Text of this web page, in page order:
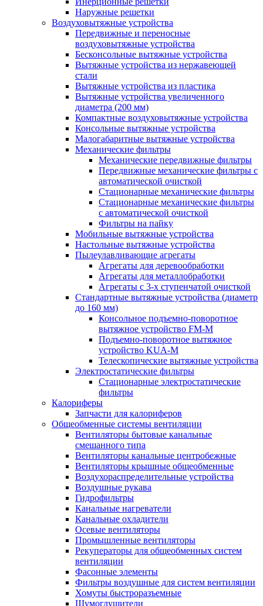
Наружные решетки
Воздуховытяжные устройства
Передвижные и переносные
воздуховытяжные устройства
Бесконсольные вытяжные устройства
Вытяжные устройства из нержавеющей
стали
Вытяжные устройства из пластика
Вытяжные устройства увеличенного
диаметра (200 мм)
Компактные воздуховытяжные устройства
Консольные вытяжные устройства
Малогабаритные вытяжные устройства
Механические фильтры
Механические передвижные фильтры
Передвижные механические фильтры с
автоматической очисткой
Стационарные механические фильтры
Стационарные механические фильтры
с автоматической очисткой
Фильтры на пайку
Мобильные вытяжные устройства
Настольные вытяжные устройства
Пылеулавливающие агрегаты
Агрегаты для деревообработки
Агрегаты для металлобработки
Агрегаты с 3-х ступенчатой очисткой
Стандартные вытяжные устройства (диаметр
до 160 мм)
Консольное подъемно-поворотное
вытяжное устройство FM-M
Подъемно-поворотное вытяжное
устройство KUA-M
Телескопические вытяжные устройства
Электростатические фильтры
Стационарные электростатические
фильтры
Калориферы
Запчасти для калориферов
Общеобменные системы вентиляции
Вентиляторы бытовые канальные
смешанного типа
Вентиляторы канальные центробежные
Вентиляторы крышные общеобменные
Воздухораспределительные устройства
Воздушные рукава
Гидрофильтры
Канальные нагреватели
Канальные охладители
Осевые вентиляторы
Промышленные вентиляторы
Рекуператоры для общеобменных систем
вентиляции
Фасонные элементы
Фильтры воздушные для систем вентиляции
Хомуты быстроразъемные
Шумоглушители